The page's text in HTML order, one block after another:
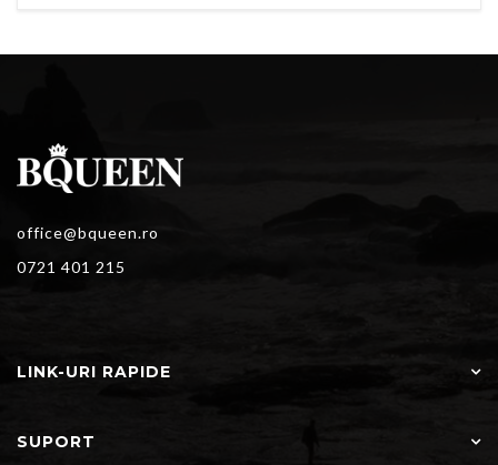
office@bqueen.ro
0721 401 215
LINK-URI RAPIDE
SUPORT